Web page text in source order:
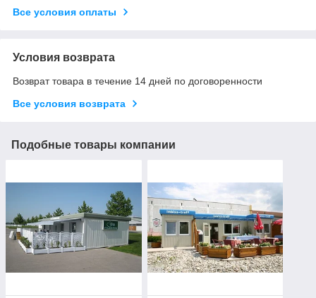
Все условия оплаты
Условия возврата
Возврат товара в течение 14 дней по договоренности
Все условия возврата
Подобные товары компании